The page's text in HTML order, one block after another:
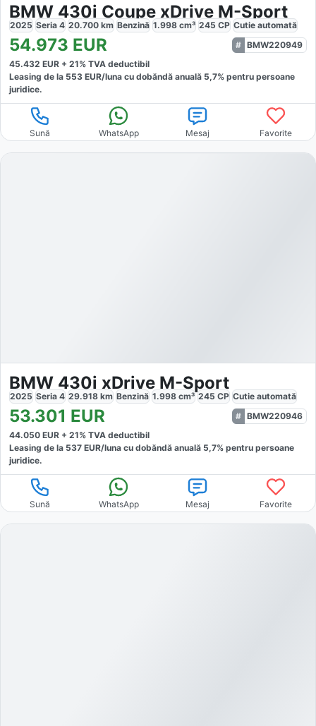
BMW 430i Coupe xDrive M-Sport
2025 Seria 4 20.700 km Benzină 1.998 cm³ 245 CP Cutie automată
54.973 EUR
BMW220949
45.432 EUR + 21% TVA deductibil
Leasing de la 553 EUR/luna cu dobăndă anuală 5,7% pentru persoane
juridice.
Sună WhatsApp Mesaj Favorite
BMW 430i xDrive M-Sport
2025 Seria 4 29.918 km Benzină 1.998 cm³ 245 CP Cutie automată
53.301 EUR
BMW220946
44.050 EUR + 21% TVA deductibil
Leasing de la 537 EUR/luna cu dobăndă anuală 5,7% pentru persoane
juridice.
Sună WhatsApp Mesaj Favorite